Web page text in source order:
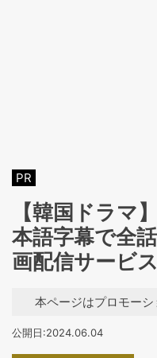
PR
【韓国ドラマ
本語字幕で全
画配信サービス
本ページはプロモー
公開日:2024.06.04